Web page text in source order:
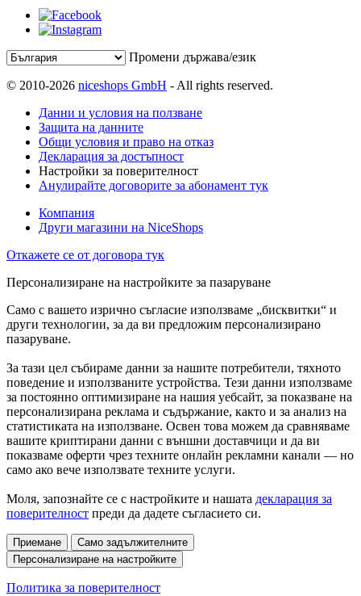
Промени държава/език
© 2010-2026 niceshops GmbH - All rights reserved.
Данни и условия на ползване
Защита на данните
Общи условия и право на отказ
Декларация за достъпност
Настройки за поверителност
Анулирайте договорите за абонамент тук
Компания
Други магазини на NiceShops
Откажете се от договора тук
Персонализиране на настройките за пазаруване
Само с вашето изрично съгласие използваме „бисквитки“ и
други технологии, за да ви предложим персонализирано
пазаруване.
За тази цел събираме данни за нашите потребители, тяхното
поведение и използваните устройства. Тези данни използваме
за постоянно оптимизиране на нашия уебсайт, за показване на
персонализирана реклама и съдържание, както и за анализ на
статистиката на използване. Освен това можем да сравняваме
вашите криптирани данни с външни доставчици и да ви
показваме оферти чрез техните онлайн рекламни канали — но
само ако вече използвате техните услуги.
Моля, запознайте се с настройките и нашата декларация за
поверителност преди да дадете съгласието си.
Приемане
Само задължителните
Персонализиране на настройките
Политика за поверителност